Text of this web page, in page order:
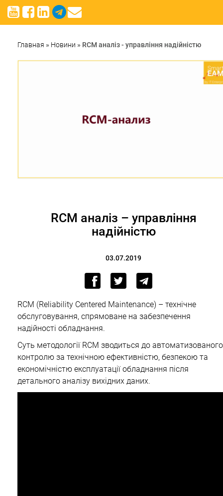
Главная » Новини » RCM аналіз - управління надійністю
RCM аналіз – управління
надійністю
03.07.2019
RCM (Reliability Centered Maintenance) – технічне
обслуговування, спрямоване на забезпечення
надійності обладнання.
Суть методології RCM зводиться до автоматизованого
контролю за технічною ефективністю, безпекою та
економічністю експлуатації обладнання після
детального аналізу вихідних даних.